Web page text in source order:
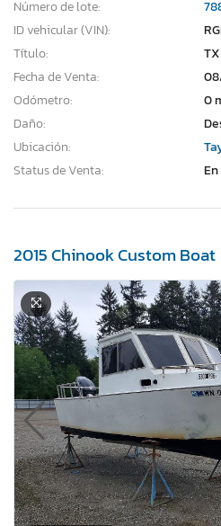
Número de lote:
ID vehicular (VIN):
Título:
Fecha de Venta:
Odómetro:
0
Daño:
Ubicación:
Status de Venta:
2015 Chinook Custom Boat